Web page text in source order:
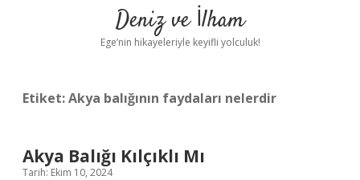
Yasal Uyarı
Deniz ve İlham
Ege’nin hikayeleriyle keyifli yolculuk!
Etiket:Akya balığının faydaları nelerdir
Akya Balığı Kılçıklı Mı
Tarih: Ekim 10, 2024